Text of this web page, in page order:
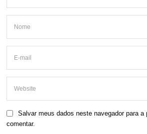
Salvar meus dados neste navegador para a
comentar.